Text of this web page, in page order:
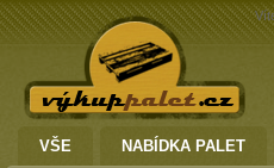
VŠE NABÍDKA PALET